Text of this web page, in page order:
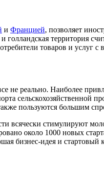
и Францией, позволяет
территория
товаров и услуг
не реально. Наиболее
сельскохозяйственной
пользуются большим
всячески стимулируют
около 1000 новых
бизнес-идея и стартовый